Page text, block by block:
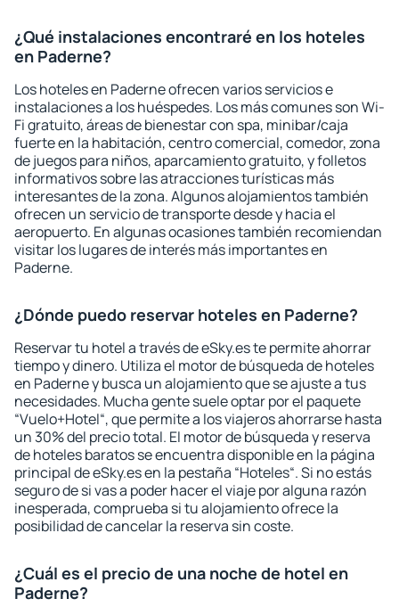
¿Qué instalaciones encontraré en los hoteles
en Paderne?
Los hoteles en Paderne ofrecen varios servicios e
instalaciones a los huéspedes. Los más comunes son Wi-
Fi gratuito, áreas de bienestar con spa, minibar/caja
fuerte en la habitación, centro comercial, comedor, zona
de juegos para niños, aparcamiento gratuito, y folletos
informativos sobre las atracciones turísticas más
interesantes de la zona. Algunos alojamientos también
ofrecen un servicio de transporte desde y hacia el
aeropuerto. En algunas ocasiones también recomiendan
visitar los lugares de interés más importantes en
Paderne.
¿Dónde puedo reservar hoteles en Paderne?
Reservar tu hotel a través de eSky.es te permite ahorrar
tiempo y dinero. Utiliza el motor de búsqueda de hoteles
en Paderne y busca un alojamiento que se ajuste a tus
necesidades. Mucha gente suele optar por el paquete
“Vuelo+Hotel“, que permite a los viajeros ahorrarse hasta
un 30% del precio total. El motor de búsqueda y reserva
de hoteles baratos se encuentra disponible en la página
principal de eSky.es en la pestaña “Hoteles“. Si no estás
seguro de si vas a poder hacer el viaje por alguna razón
inesperada, comprueba si tu alojamiento ofrece la
posibilidad de cancelar la reserva sin coste.
¿Cuál es el precio de una noche de hotel en
Paderne?